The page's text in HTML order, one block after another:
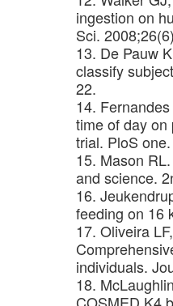
ingestion on
Sci.
13. De Pauw
classify
22.
14.
time of day
trial. PloS
15. Mason
and science.
16.
feeding on 16
17. Oliveira
individuals.
18.
COSMED K4